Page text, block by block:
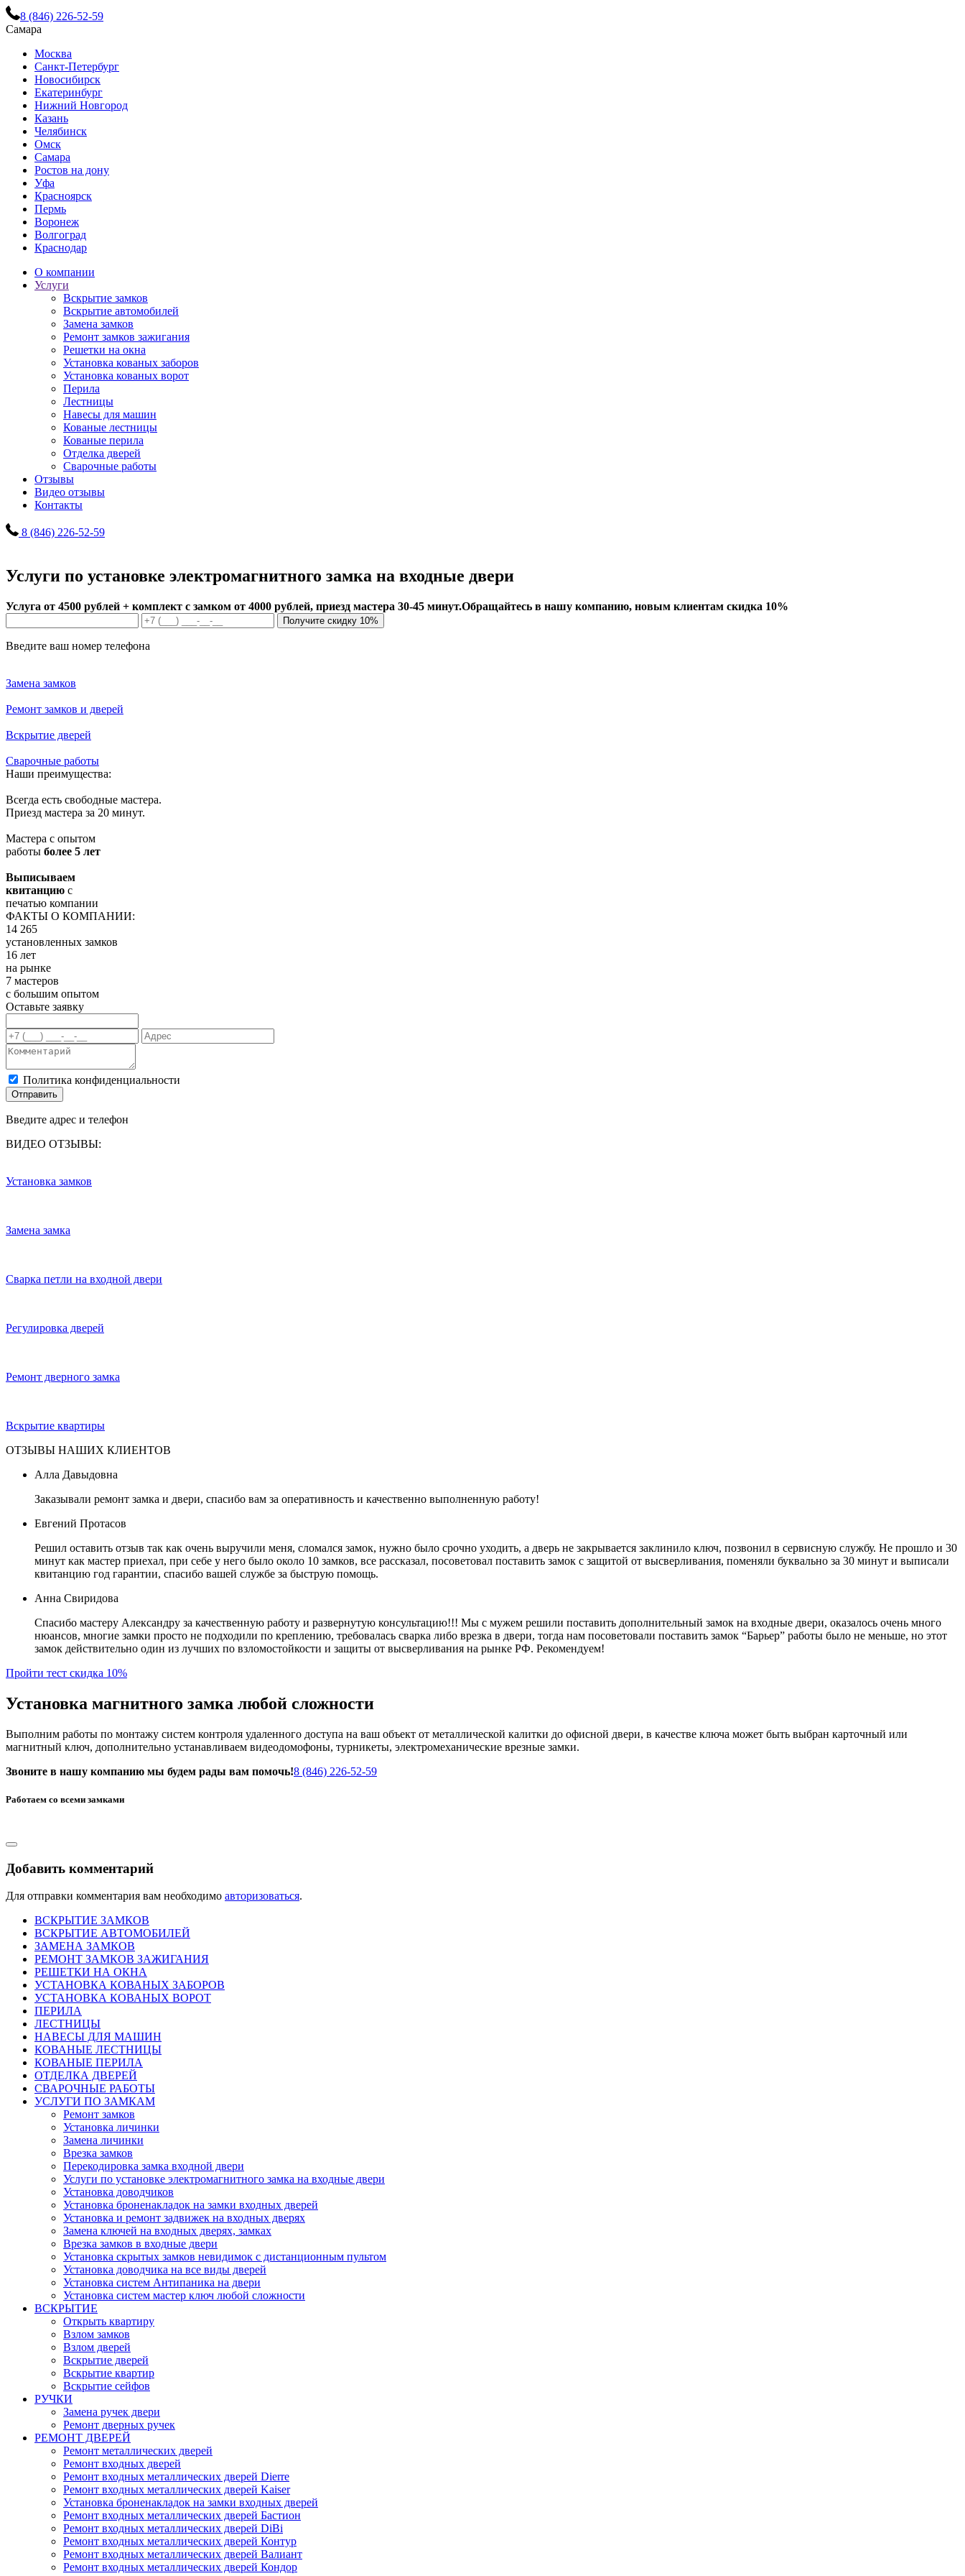
8 (846) 226-52-59
Самара
Москва
Санкт-Петербург
Новосибирск
Екатеринбург
Нижний Новгород
Казань
Челябинск
Омск
Самара
Ростов на дону
Уфа
Красноярск
Пермь
Воронеж
Волгоград
Краснодар
О компании
Услуги
Вскрытие замков
Вскрытие автомобилей
Замена замков
Ремонт замков зажигания
Решетки на окна
Установка кованых заборов
Установка кованых ворот
Перила
Лестницы
Навесы для машин
Кованые лестницы
Кованые перила
Отделка дверей
Сварочные работы
Отзывы
Видео отзывы
Контакты
8 (846) 226-52-59
Услуги по установке электромагнитного замка на входные двери
Услуга от 4500 рублей + комплект с замком от 4000 рублей, приезд мастера 30-45 минут.Обращайтесь в нашу компанию, новым клиентам скидка 10%
Получите скидку 10%
Введите ваш номер телефона
Замена замков
Ремонт замков и дверей
Вскрытие дверей
Сварочные работы
Наши преимущества:
Всегда есть свободные мастера.
Приезд мастера за 20 минут.
Мастера с опытом
работы более 5 лет
Выписываем
квитанцию с
печатью компании
ФАКТЫ О КОМПАНИИ:
14 265
установленных замков
16 лет
на рынке
7 мастеров
с большим опытом
Оставьте заявку
Политика конфиденциальности
Отправить
Введите адрес и телефон
ВИДЕО ОТЗЫВЫ:
Установка замков
Замена замка
Сварка петли на входной двери
Регулировка дверей
Ремонт дверного замка
Вскрытие квартиры
ОТЗЫВЫ НАШИХ КЛИЕНТОВ
Алла Давыдовна
Заказывали ремонт замка и двери, спасибо вам за оперативность и качественно выполненную работу!
Евгений Протасов
Решил оставить отзыв так как очень выручили меня, сломался замок, нужно было срочно уходить, а дверь не закрывается заклинило ключ, позвонил в сервисную службу. Не прошло и 30
минут как мастер приехал, при себе у него было около 10 замков, все рассказал, посоветовал поставить замок с защитой от высверливания, поменяли буквально за 30 минут и выписали
квитанцию год гарантии, спасибо вашей службе за быструю помощь.
Анна Свиридова
Спасибо мастеру Александру за качественную работу и развернутую консультацию!!! Мы с мужем решили поставить дополнительный замок на входные двери, оказалось очень много
нюансов, многие замки просто не подходили по креплению, требовалась сварка либо врезка в двери, тогда нам посоветовали поставить замок “Барьер” работы было не меньше, но этот
замок действительно один из лучших по взломостойкости и защиты от высверливания на рынке РФ. Рекомендуем!
Пройти тест скидка 10%
Установка магнитного замка любой сложности
Выполним работы по монтажу систем контроля удаленного доступа на ваш объект от металлической калитки до офисной двери, в качестве ключа может быть выбран карточный или
магнитный ключ, дополнительно устанавливаем видеодомофоны, турникеты, электромеханические врезные замки.
Звоните в нашу компанию мы будем рады вам помочь!8 (846) 226-52-59
Работаем со всеми замками
Добавить комментарий
Для отправки комментария вам необходимо авторизоваться.
ВСКРЫТИЕ ЗАМКОВ
ВСКРЫТИЕ АВТОМОБИЛЕЙ
ЗАМЕНА ЗАМКОВ
РЕМОНТ ЗАМКОВ ЗАЖИГАНИЯ
РЕШЕТКИ НА ОКНА
УСТАНОВКА КОВАНЫХ ЗАБОРОВ
УСТАНОВКА КОВАНЫХ ВОРОТ
ПЕРИЛА
ЛЕСТНИЦЫ
НАВЕСЫ ДЛЯ МАШИН
КОВАНЫЕ ЛЕСТНИЦЫ
КОВАНЫЕ ПЕРИЛА
ОТДЕЛКА ДВЕРЕЙ
СВАРОЧНЫЕ РАБОТЫ
УСЛУГИ ПО ЗАМКАМ
Ремонт замков
Установка личинки
Замена личинки
Врезка замков
Перекодировка замка входной двери
Услуги по установке электромагнитного замка на входные двери
Установка доводчиков
Установка броненакладок на замки входных дверей
Установка и ремонт задвижек на входных дверях
Замена ключей на входных дверях, замках
Врезка замков в входные двери
Установка скрытых замков невидимок с дистанционным пультом
Установка доводчика на все виды дверей
Установка систем Антипаника на двери
Установка систем мастер ключ любой сложности
ВСКРЫТИЕ
Открыть квартиру
Взлом замков
Взлом дверей
Вскрытие дверей
Вскрытие квартир
Вскрытие сейфов
РУЧКИ
Замена ручек двери
Ремонт дверных ручек
РЕМОНТ ДВЕРЕЙ
Ремонт металлических дверей
Ремонт входных дверей
Ремонт входных металлических дверей Dierre
Ремонт входных металлических дверей Kaiser
Установка броненакладок на замки входных дверей
Ремонт входных металлических дверей Бастион
Ремонт входных металлических дверей DiBi
Ремонт входных металлических дверей Контур
Ремонт входных металлических дверей Валиант
Ремонт входных металлических дверей Кондор